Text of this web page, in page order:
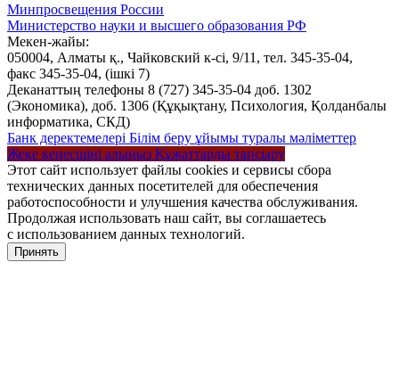
Минпросвещения России
Министерство науки и высшего образования РФ
Мекен-жайы:
050004, Алматы қ., Чайковский к-сі, 9/11, тел. 345-35-04,
факс 345-35-04, (ішкі 7)
Деканаттың телефоны 8 (727) 345-35-04 доб. 1302
(Экономика), доб. 1306 (Құқықтану, Психология, Қолданбалы
информатика, СКД)
Банк деректемелері Білім беру ұйымы туралы мәліметтер
Жеке кеңесшіні алыңыз Құжаттарды тапсыру
Этот сайт использует файлы cookies и сервисы сбора
технических данных посетителей для обеспечения
работоспособности и улучшения качества обслуживания.
Продолжая использовать наш сайт, вы соглашаетесь
с использованием данных технологий.
Принять